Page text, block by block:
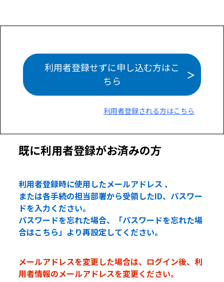
利用者登録せずに申し込む方はこ
ちら
利用者登録される方はこちら
既に利用者登録がお済みの方
利用者登録時に使用したメールアドレス 、
または各手続の担当部署から受領したID、パスワー
ドを入力ください。
パスワードを忘れた場合、「パスワードを忘れた場
合はこちら」より再設定してください。
メールアドレスを変更した場合は、ログイン後、利
用者情報のメールアドレスを変更ください。